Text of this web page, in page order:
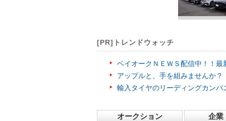
[PR]トレンドウォッチ
ベイオークＮＥＷＳ配信中！！最
アップルと、手を組みませんか？
輸入タイヤのリーディングカンパ
オークション
企業